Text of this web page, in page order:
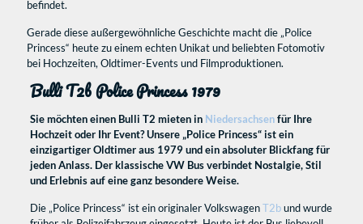
befindet.
Gerade diese außergewöhnliche Geschichte macht die „Police
Princess“ heute zu einem echten Unikat und beliebten Fotomotiv
bei Hochzeiten, Oldtimer-Events und Filmproduktionen.
Bulli T2b Police Princess 1979
Sie möchten einen Bulli T2 mieten in Niedersachsenfür Ihre
Hochzeit oder Ihr Event? Unsere „Police Princess“ ist ein
einzigartiger Oldtimer aus 1979 und ein absoluter Blickfang für
jeden Anlass. Der klassische VW Bus verbindet Nostalgie, Stil
und Erlebnis auf eine ganz besondere Weise.
Die „Police Princess“ ist ein originaler VolkswagenT2bund wurde